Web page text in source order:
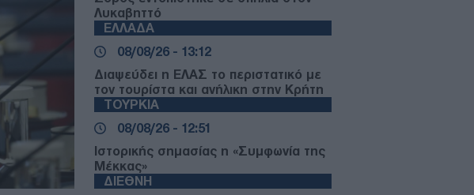
Λυκαβηττό
ΕΛΛΑΔΑ
08/08/26 - 13:12
Διαψεύδει η ΕΛΑΣ το περιστατικό με
τον τουρίστα και ανήλικη στην Κρήτη
ΤΟΥΡΚΙΑ
08/08/26 - 12:51
Ιστορικής σημασίας η «Συμφωνία της
Μέκκας»
ΔΙΕΘΝΗ